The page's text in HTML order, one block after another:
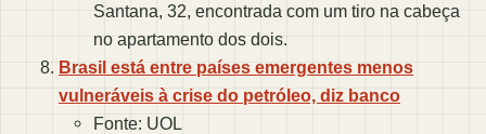
Santana, 32, encontrada com um tiro na cabeça
no apartamento dos dois.
Brasil está entre países emergentes menos
vulneráveis à crise do petróleo, diz banco
Fonte: UOL